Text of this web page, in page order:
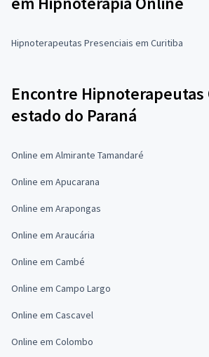
Hipnoterapeutas Presenciais em Curitiba
Encontre Hipnoterapeutas
estado do Paraná
Online em Almirante Tamandaré
Online em Apucarana
Online em Arapongas
Online em Araucária
Online em Cambé
Online em Campo Largo
Online em Cascavel
Online em Colombo